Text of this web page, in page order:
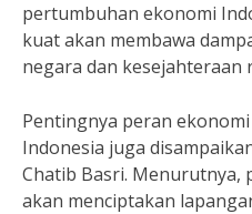
pertumbuhan ekonomi
kuat akan membawa
negara dan kesejahteraan
Pentingnya peran
Indonesia juga
Chatib Basri. Menurutnya,
akan menciptakan